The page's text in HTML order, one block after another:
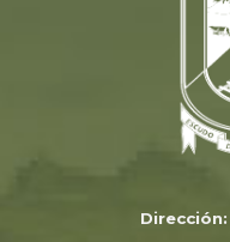
Dirección: